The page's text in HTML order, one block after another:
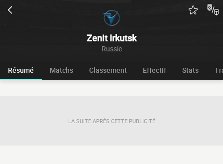
Zenit Irkutsk
Russie
Résumé Matchs Classement Effectif Stats
LA SUITE APRÈS CETTE PUBLICITÉ